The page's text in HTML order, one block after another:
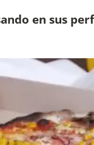
en sus